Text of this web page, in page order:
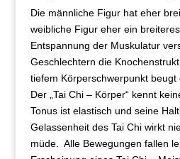
Die männliche Figur hat eher
weibliche Figur eher ein
Entspannung der Muskulatur
Geschlechtern die
tiefem Körperschwerpunkt beugt
Der „Tai Chi – Körper“ kennt
Tonus ist elastisch und seine
Gelassenheit des Tai Chi wirkt
müde. Alle Bewegungen fallen